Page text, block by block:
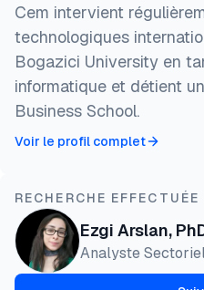
Cem intervient
technologiques
Bogazici University en
informatique et détient
Business School.
Voir le profil complet
RECHERCHE EFFECTUÉE
Ezgi Arslan,
Analyste